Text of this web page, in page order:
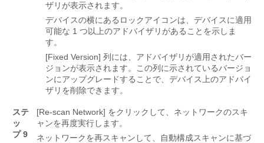
ザリが表示されます。
デバイスの横にあるロックアイコンは、デバイスに適用
可能な 1 つ以上のアドバイザリがあることを示しま
す。
[Fixed Version] 列には、アドバイザリが適用されたバー
ジョンが表示されます。
この列に示されているバージョ
ンにアップグレードすることで、デバイス上のアドバイ
ザリを削除できます。
ステ
ッ
プ 9
[Re-scan Network] をクリックして、ネットワークのスキ
ャンを再度実行します。
ネットワークを再スキャンして、自動構成スキャンに基づ